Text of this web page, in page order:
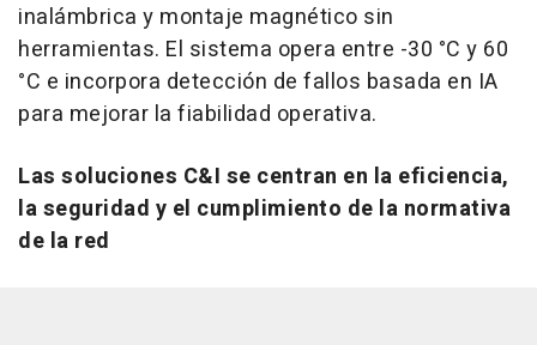
inalámbrica y montaje magnético sin
herramientas. El sistema opera entre -30 °C y 60
°C e incorpora detección de fallos basada en IA
para mejorar la fiabilidad operativa.
Las soluciones C&I se centran en la eficiencia,
la seguridad y el cumplimiento de la normativa
de la red